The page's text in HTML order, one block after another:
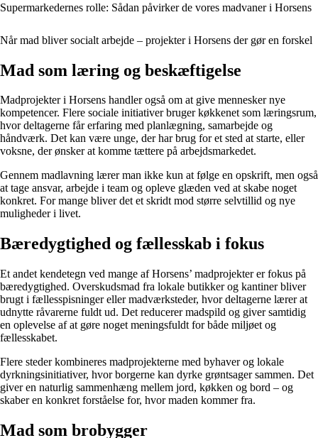
Supermarkedernes rolle: Sådan påvirker de vores madvaner i Horsens
Når mad bliver socialt arbejde – projekter i Horsens der gør en forskel
Mad som læring og beskæftigelse
Madprojekter i Horsens handler også om at give mennesker nye
kompetencer. Flere sociale initiativer bruger køkkenet som læringsrum,
hvor deltagerne får erfaring med planlægning, samarbejde og
håndværk. Det kan være unge, der har brug for et sted at starte, eller
voksne, der ønsker at komme tættere på arbejdsmarkedet.
Gennem madlavning lærer man ikke kun at følge en opskrift, men også
at tage ansvar, arbejde i team og opleve glæden ved at skabe noget
konkret. For mange bliver det et skridt mod større selvtillid og nye
muligheder i livet.
Bæredygtighed og fællesskab i fokus
Et andet kendetegn ved mange af Horsens’ madprojekter er fokus på
bæredygtighed. Overskudsmad fra lokale butikker og kantiner bliver
brugt i fællesspisninger eller madværksteder, hvor deltagerne lærer at
udnytte råvarerne fuldt ud. Det reducerer madspild og giver samtidig
en oplevelse af at gøre noget meningsfuldt for både miljøet og
fællesskabet.
Flere steder kombineres madprojekterne med byhaver og lokale
dyrkningsinitiativer, hvor borgerne kan dyrke grøntsager sammen. Det
giver en naturlig sammenhæng mellem jord, køkken og bord – og
skaber en konkret forståelse for, hvor maden kommer fra.
Mad som brobygger